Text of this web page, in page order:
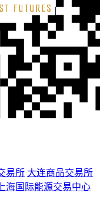
易所 大连商品交易所
上海国际能源交易中心